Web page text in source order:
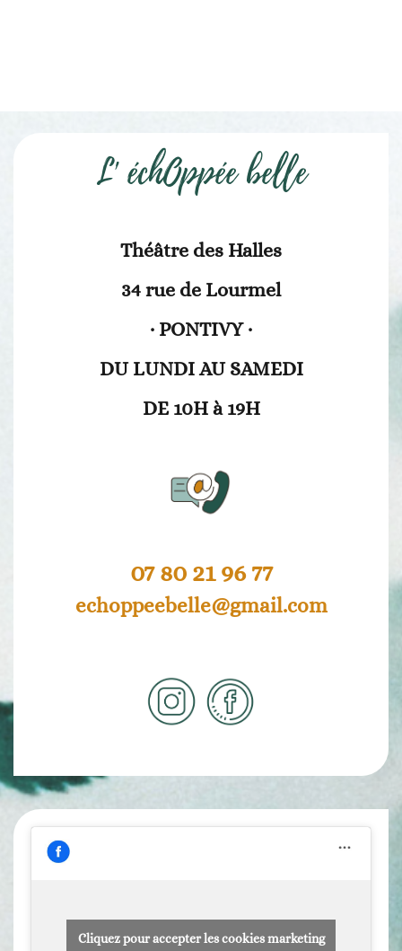
L' échOppée belle
Théâtre des Halles
34 rue de Lourmel
· PONTIVY ·
DU LUNDI AU SAMEDI
DE 10H à 19H
07 80 21 96 77
echoppeebelle@gmail.com
Cliquez pour accepter les cookies marketing